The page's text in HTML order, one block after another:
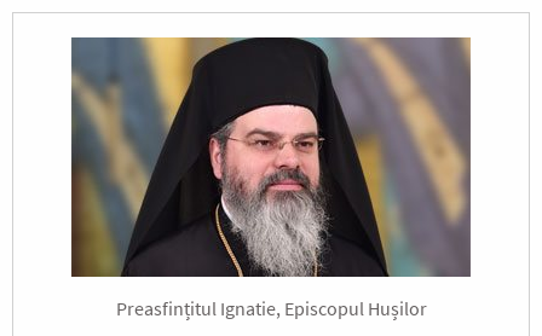
Preasfințitul Ignatie, Episcopul Hușilor